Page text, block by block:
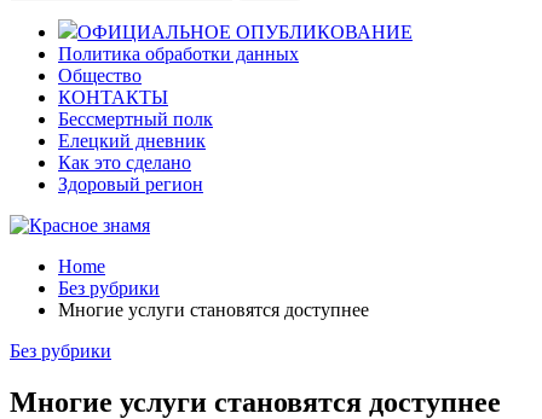
ОФИЦИАЛЬНОЕ ОПУБЛИКОВАНИЕ
Политика обработки данных
Общество
КОНТАКТЫ
Бессмертный полк
Елецкий дневник
Как это сделано
Здоровый регион
Home
Без рубрики
Многие услуги становятся доступнее
Без рубрики
Многие услуги становятся доступнее